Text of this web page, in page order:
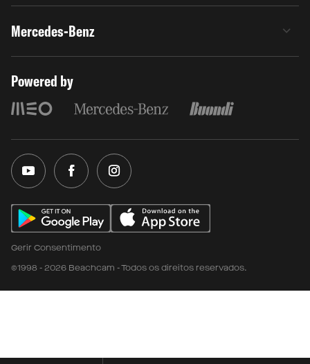
Mercedes-Benz
Powered by
Gerir Consentimento
©1998 - 2026 Beachcam - Todos os direitos reservados.